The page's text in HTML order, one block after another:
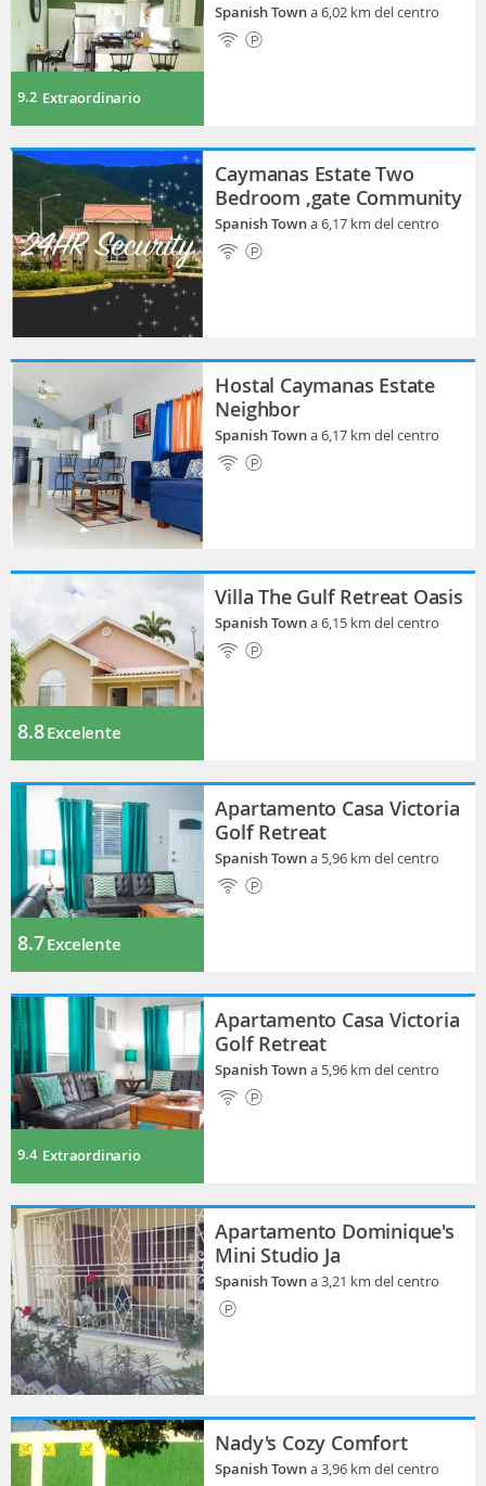
9.2 Extraordinario
Spanish Towna 6,02 km del centro
Caymanas Estate Two
Bedroom ,gate Community
Spanish Towna 6,17 km del centro
Hostal Caymanas Estate
Neighbor
Spanish Towna 6,17 km del centro
8.8Excelente
Villa The Gulf Retreat Oasis
Spanish Towna 6,15 km del centro
8.7Excelente
Apartamento Casa Victoria
Golf Retreat
Spanish Towna 5,96 km del centro
9.4 Extraordinario
Apartamento Casa Victoria
Golf Retreat
Spanish Towna 5,96 km del centro
Apartamento Dominique's
Mini Studio Ja
Spanish Towna 3,21 km del centro
Nady's Cozy Comfort
Spanish Towna 3,96 km del centro